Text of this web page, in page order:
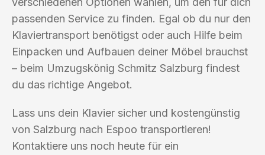
passenden Service zu finden. Egal ob du nur den
Klaviertransport benötigst oder auch Hilfe beim
Einpacken und Aufbauen deiner Möbel brauchst
– beim Umzugskönig Schmitz Salzburg findest
du das richtige Angebot.
Lass uns dein Klavier sicher und kostengünstig
von Salzburg nach Espoo transportieren!
Kontaktiere uns noch heute für ein